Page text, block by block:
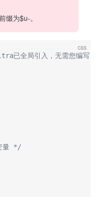
缀为$u-。
css
已全局引入，无需您编写
量 */